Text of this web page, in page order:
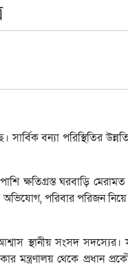
বন্যা পরিস্থিতির
ক্ষতিগ্রস্ত ঘরবাড়ি
অভিযোগ, পরিবার পরিজন নিয়ে
স্থানীয় সংসদ
মন্ত্রণালয় থেকে প্রধান